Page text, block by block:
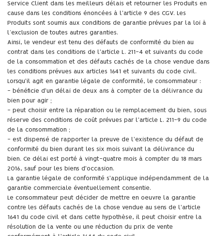
Service Client dans les meilleurs délais et retourner les Produits en
cause dans les conditions énoncées à l'article 9 des CGV. Les
Produits sont soumis aux conditions de garantie prévues par la loi à
l’exclusion de toutes autres garanties.
Ainsi, le vendeur est tenu des défauts de conformité du bien au
contrat dans les conditions de l'article L. 211-4 et suivants du code
de la consommation et des défauts cachés de la chose vendue dans
les conditions prévues aux articles 1641 et suivants du code civil.
Lorsqu'il agit en garantie légale de conformité, le consommateur :
- bénéficie d'un délai de deux ans à compter de la délivrance du
bien pour agir ;
- peut choisir entre la réparation ou le remplacement du bien, sous
réserve des conditions de coût prévues par l'article L. 211-9 du code
de la consommation ;
- est dispensé de rapporter la preuve de l'existence du défaut de
conformité du bien durant les six mois suivant la délivrance du
bien. Ce délai est porté à vingt-quatre mois à compter du 18 mars
2016, sauf pour les biens d'occasion.
La garantie légale de conformité s'applique indépendamment de la
garantie commerciale éventuellement consentie.
Le consommateur peut décider de mettre en oeuvre la garantie
contre les défauts cachés de la chose vendue au sens de l'article
1641 du code civil et dans cette hypothèse, il peut choisir entre la
résolution de la vente ou une réduction du prix de vente